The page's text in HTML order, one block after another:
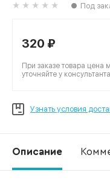
Под
320 ₽
При заказе товара цена
уточняйте у консультанта
Узнать условия
Описание